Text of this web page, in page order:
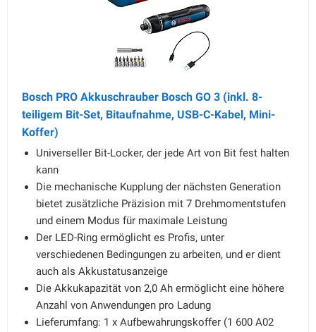
Bosch PRO Akkuschrauber Bosch GO 3 (inkl. 8-
teiligem Bit-Set, Bitaufnahme, USB-C-Kabel, Mini-
Koffer)
Universeller Bit-Locker, der jede Art von Bit fest halten
kann
Die mechanische Kupplung der nächsten Generation
bietet zusätzliche Präzision mit 7 Drehmomentstufen
und einem Modus für maximale Leistung
Der LED-Ring ermöglicht es Profis, unter
verschiedenen Bedingungen zu arbeiten, und er dient
auch als Akkustatusanzeige
Die Akkukapazität von 2,0 Ah ermöglicht eine höhere
Anzahl von Anwendungen pro Ladung
Lieferumfang: 1 x Aufbewahrungskoffer (1 600 A02